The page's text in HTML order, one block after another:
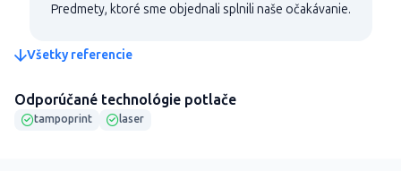
Predmety, ktoré sme objednali splnili naše očakávanie.
Všetky referencie
Odporúčané technológie potlače
tampoprint laser